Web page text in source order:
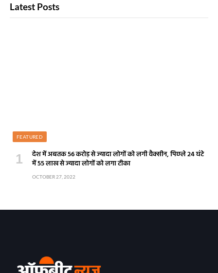
Latest Posts
FEATURED
देश में अबतक 56 करोड़ से ज्यादा लोगों को लगी वैक्सीन, पिछले 24 घंटे
में 55 लाख से ज्यादा लोगों को लगा टीका
OCTOBER 27, 2022